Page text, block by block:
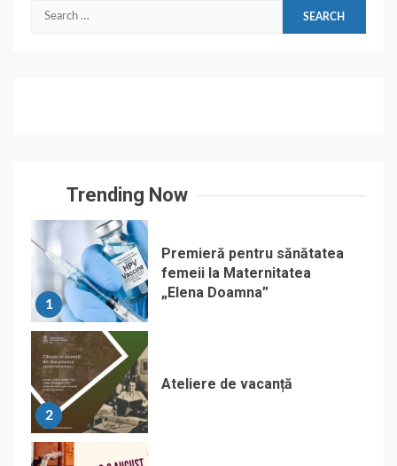
Search
Trending Now
1
Premieră pentru sănătatea
femeii la Maternitatea
„Elena Doamna”
2
Ateliere de vacanță